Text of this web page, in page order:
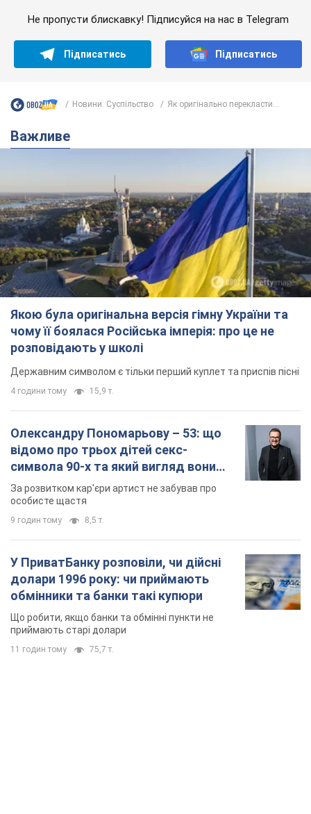
Не пропусти блискавку! Підписуйся на нас в Telegram
Підписатись Підписатись
Новини. Суспільство Як оригінально перекласти...
Важливе
Якою була оригінальна версія гімну України та
чому її боялася Російська імперія: про це не
розповідають у школі
Державним символом є тільки перший куплет та приспів пісні
4 години тому 15,9 т.
Олександру Пономарьову – 53: що
відомо про трьох дітей секс-
символа 90-х та який вигляд вони
мають
За розвитком кар'єри артист не забував про
особисте щастя
9 годин тому 8,5 т.
У ПриватБанку розповіли, чи дійсні
долари 1996 року: чи приймають
обмінники та банки такі купюри
Що робити, якщо банки та обмінні пункти не
приймають старі долари
11 годин тому 75,7 т.